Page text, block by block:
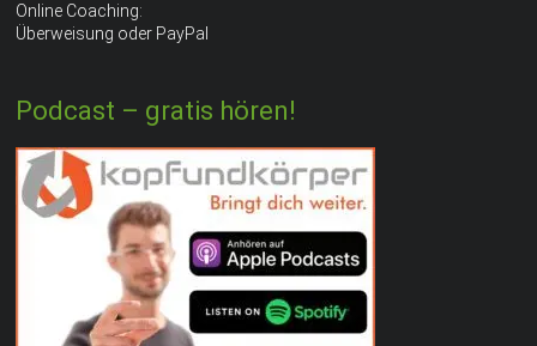
Online Coaching:
Überweisung oder PayPal
Podcast – gratis hören!